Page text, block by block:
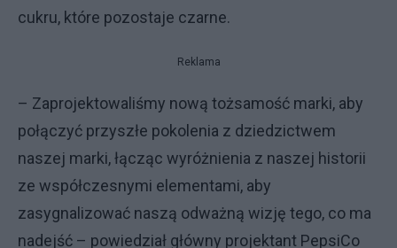
cukru, które pozostaje czarne.
Reklama
– Zaprojektowaliśmy nową tożsamość marki, aby
połączyć przyszłe pokolenia z dziedzictwem
naszej marki, łącząc wyróżnienia z naszej historii
ze współczesnymi elementami, aby
zasygnalizować naszą odważną wizję tego, co ma
nadejść – powiedział główny projektant PepsiCo